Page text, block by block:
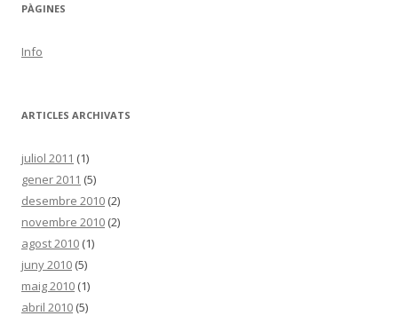
PÀGINES
Info
ARTICLES ARCHIVATS
juliol 2011 (1)
gener 2011 (5)
desembre 2010 (2)
novembre 2010 (2)
agost 2010 (1)
juny 2010 (5)
maig 2010 (1)
abril 2010 (5)